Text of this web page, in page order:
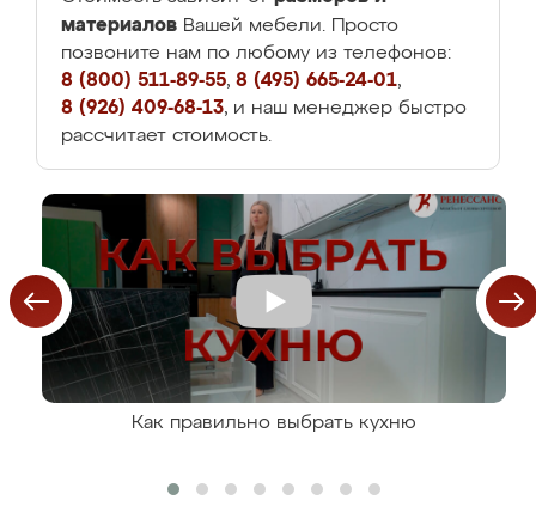
материалов Вашей мебели. Просто
позвоните нам по любому из телефонов:
8 (800) 511-89-55, 8 (495) 665-24-01,
8 (926) 409-68-13, и наш менеджер быстро
рассчитает стоимость.
Как правильно выбрать кухню